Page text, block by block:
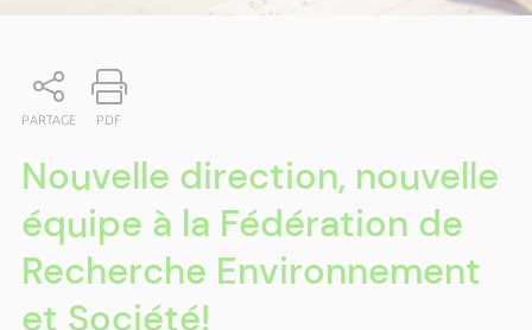
PARTAGE PDF
Nouvelle direction, nouvelle
équipe à la Fédération de
Recherche Environnement
et Société!